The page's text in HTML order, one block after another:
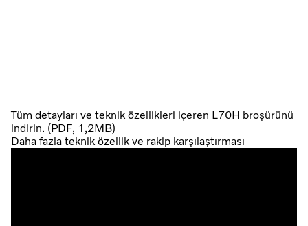
Tüm detayları ve teknik özellikleri içeren L70H broşürünü
indirin. (PDF, 1,2MB)
Daha fazla teknik özellik ve rakip karşılaştırması